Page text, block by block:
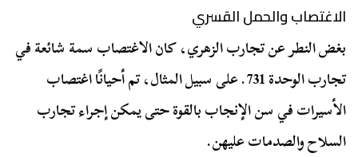
الاغتصاب والحمل القسري
بغض النطر عن تجارب الزهري، كان الاغتصاب سمة شائعة في
تجارب الوحدة 731. على سبيل المثال، تم أحيانًا اغتصاب
الأسيرات في سن الإنجاب بالقوة حتى يمكن إجراء تجارب
السلاح والصدمات عليهن.